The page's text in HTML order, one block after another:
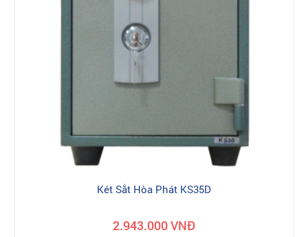
Két Sắt Hòa Phát KS35D
2.943.000 VNĐ